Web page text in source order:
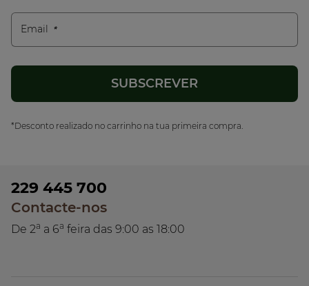
Email
*Desconto realizado no carrinho na tua primeira compra.
229 445 700
Contacte-nos
De 2a a 6a feira das 9:00 as 18:00